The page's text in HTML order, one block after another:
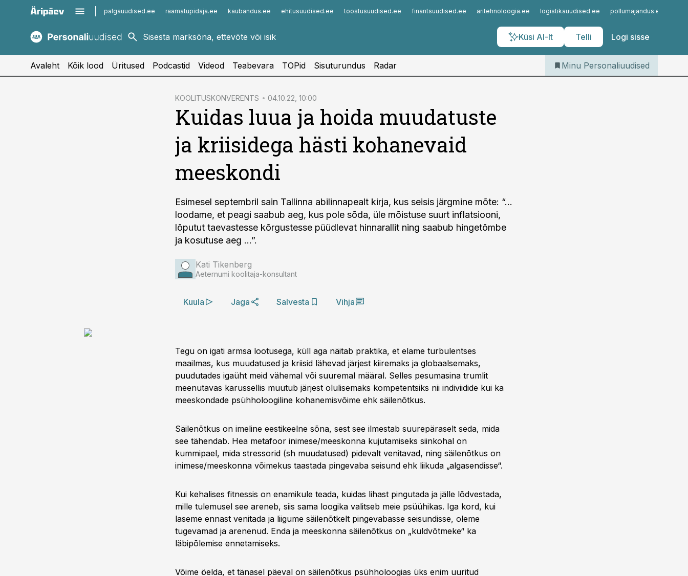
palgauudised.ee raamatupidaja.ee kaubandus.ee ehitusuudised.ee toostusuudised.ee finantsuudised.ee aritehnoloogia.ee logistikauudised.ee pollumajandus.ee
Küsi AI-lt Telli Logi sisse
kaubandus.ee
kinnisvarauudised.ee
imelineajalugu.ee
Infopank
Iseteenindus
Telli Personaliuudised
Avaleht Kõik lood Üritused Podcastid Videod Teabevara TOPid Sisuturundus Radar Minu Personaliuudised
KOOLITUSKONVERENTS 04.10.22, 10:00
Kuidas luua ja hoida muudatuste
ja kriisidega hästi kohanevaid
meeskondi
Esimesel septembril sain Tallinna abilinnapealt kirja, kus seisis järgmine mõte: “…
loodame, et peagi saabub aeg, kus pole sõda, üle mõistuse suurt inflatsiooni,
lõputut taevastesse kõrgustesse püüdlevat hinnarallit ning saabub hingetõmbe
ja kosutuse aeg …”.
Kati Tikenberg
Aeternumi koolitaja-konsultant
Kuula Jaga Salvesta Vihja
Tegu on igati armsa lootusega, küll aga näitab praktika, et elame turbulentses
maailmas, kus muudatused ja kriisid lähevad järjest kiiremaks ja globaalsemaks,
puudutades igaüht meid vähemal või suuremal määral. Selles pesumasina trumlit
meenutavas karussellis muutub järjest olulisemaks kompetentsiks nii indiviidide kui ka
meeskondade psühholoogiline kohanemisvõime ehk säilenõtkus.
Säilenõtkus on imeline eestikeelne sõna, sest see ilmestab suurepäraselt seda, mida
see tähendab. Hea metafoor inimese/meeskonna kujutamiseks siinkohal on
kummipael, mida stressorid (sh muudatused) pidevalt venitavad, ning säilenõtkus on
inimese/meeskonna võimekus taastada pingevaba seisund ehk liikuda „algasendisse“.
Kui kehalises fitnessis on enamikule teada, kuidas lihast pingutada ja jälle lõdvestada,
mille tulemusel see areneb, siis sama loogika valitseb meie psüühikas. Iga kord, kui
laseme ennast venitada ja liigume säilenõtkelt pingevabasse seisundisse, oleme
tugevamad ja arenenud. Enda ja meeskonna säilenõtkus on „kuldvõtmeke“ ka
läbipõlemise ennetamiseks.
Võime öelda, et tänasel päeval on säilenõtkus psühholoogias üks enim uuritud